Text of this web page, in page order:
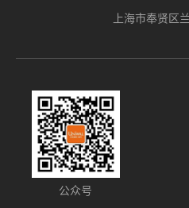
上海市奉贤区
公众号